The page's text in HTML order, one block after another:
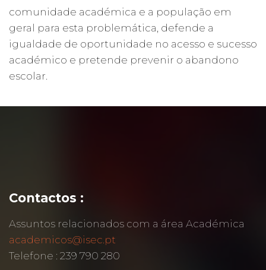
comunidade académica e a população em
geral para esta problemática, defende a
igualdade de oportunidade no acesso e sucesso
académico e pretende prevenir o abandono
escolar.
Contactos :
Assuntos relacionados com a área Académica
academicos@isec.pt
Telefone : 239 790 280